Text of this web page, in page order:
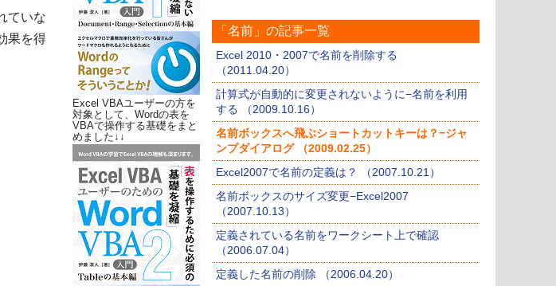
ていな
果を得
Excel VBAユーザーの方を
対象として、Wordの表を
VBAで操作する基礎をまと
めました↓↓
「名前」の記事一覧
Excel 2010・2007で名前を削除する
（2011.04.20）
計算式が自動的に変更されないように−名前を利用
する （2009.10.16）
名前ボックスへ飛ぶショートカットキーは？−ジャ
ンプダイアログ （2009.02.25）
Excel2007で名前の定義は？ （2007.10.21）
名前ボックスのサイズ変更−Excel2007
（2007.10.13）
定義されている名前をワークシート上で確認
（2006.07.04）
定義した名前の削除 （2006.04.20）